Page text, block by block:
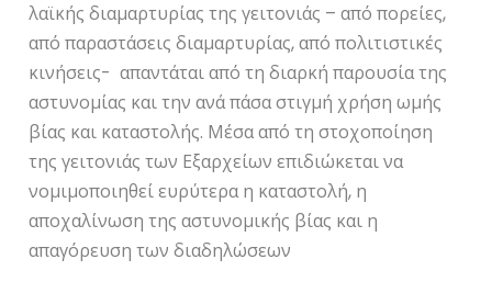
λαϊκής διαμαρτυρίας της γειτονιάς – από πορείες,
από παραστάσεις διαμαρτυρίας, από πολιτιστικές
κινήσεις- απαντάται από τη διαρκή παρουσία της
αστυνομίας και την ανά πάσα στιγμή χρήση ωμής
βίας και καταστολής. Μέσα από τη στοχοποίηση
της γειτονιάς των Εξαρχείων επιδιώκεται να
νομιμοποιηθεί ευρύτερα η καταστολή, η
αποχαλίνωση της αστυνομικής βίας και η
απαγόρευση των διαδηλώσεων